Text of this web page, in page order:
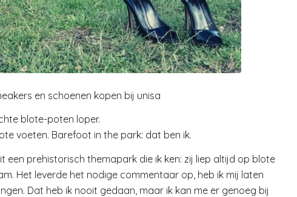
en schoenen kopen bij unisa
blote-poten loper.
voeten. Barefoot in the park: dat ben ik.
een prehistorisch themapark die ik ken: zij liep altijd op blote
Het leverde het nodige commentaar op, heb ik mij laten
Dat heb ik nooit gedaan, maar ik kan me er genoeg bij